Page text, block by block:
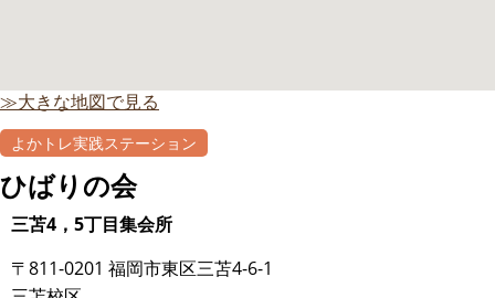
≫大きな地図で見る
よかトレ実践ステーション
ひばりの会
三苫4，5丁目集会所
〒811-0201 福岡市東区三苫4-6-1